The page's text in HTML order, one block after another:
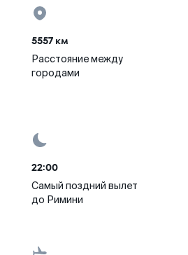
5557 км
Расстояние между
городами
22:00
Самый поздний вылет
до Римини